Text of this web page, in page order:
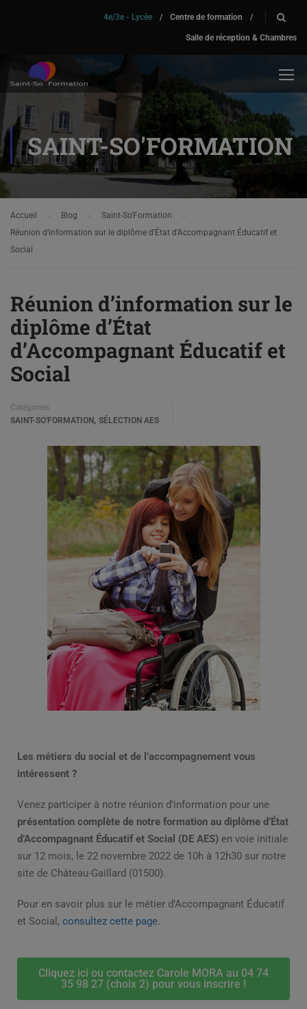
4e/3e - Lycée / Centre de formation /
Salle de réception & Chambres
SAINT-SO'FORMATION
Accueil Blog
Saint-So'Formation
Réunion d’information sur le diplôme d’État d’Accompagnant Éducatif et
Social
Réunion d’information sur le
diplôme d’État
d’Accompagnant Éducatif et
Social
Catégories
SAINT-SO'FORMATION , SÉLECTION AES
Les métiers du social et de l’accompagnement vous
intéressent ?
Venez participer à notre réunion d’information pour une
présentation complète de notre formation au diplôme d’État
d’Accompagnant Éducatif et Social (DE AES) en voie initiale
sur 12 mois, le 22 novembre 2022 de 10h à 12h30 sur notre
site de Château-Gaillard (01500).
Pour en savoir plus sur le métier d’Accompagnant Éducatif
et Social, consultez cette page.
Cliquez ici ou contactez Carole MORA au 04 74
35 98 27 (choix 2) pour vous inscrire !